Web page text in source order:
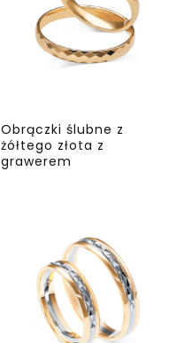
Obrączki ślubne z
żółtego złota z
grawerem